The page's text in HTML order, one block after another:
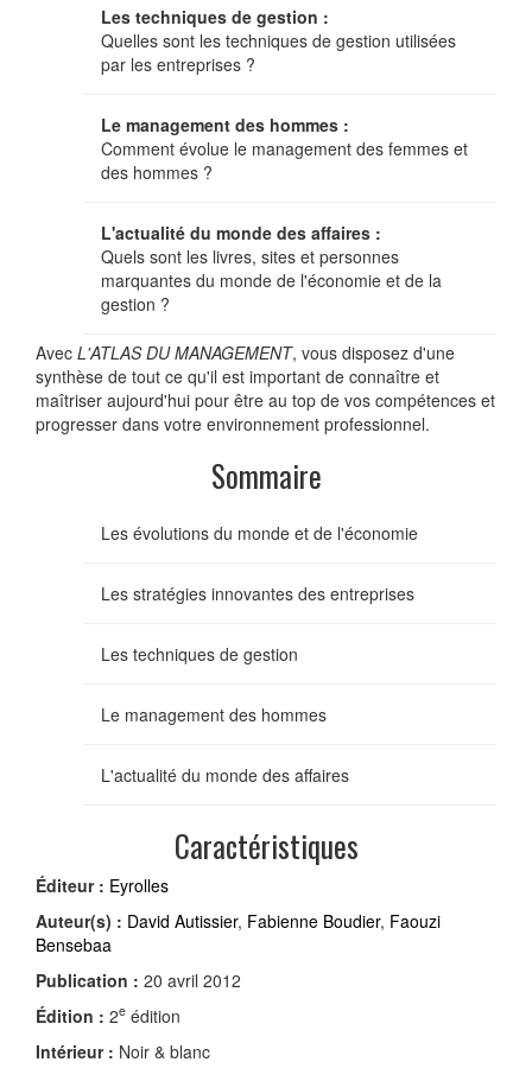
Les techniques de gestion :
Quelles sont les techniques de gestion utilisées
par les entreprises ?
Le management des hommes :
Comment évolue le management des femmes et
des hommes ?
L'actualité du monde des affaires :
Quels sont les livres, sites et personnes
marquantes du monde de l'économie et de la
gestion ?
Avec L'ATLAS DU MANAGEMENT, vous disposez d'une
synthèse de tout ce qu'il est important de connaître et
maîtriser aujourd'hui pour être au top de vos compétences et
progresser dans votre environnement professionnel.
Sommaire
Les évolutions du monde et de l'économie
Les stratégies innovantes des entreprises
Les techniques de gestion
Le management des hommes
L'actualité du monde des affaires
Caractéristiques
Éditeur : Eyrolles
Auteur(s) : David Autissier, Fabienne Boudier, Faouzi
Bensebaa
Publication : 20 avril 2012
Édition : 2e édition
Intérieur : Noir & blanc